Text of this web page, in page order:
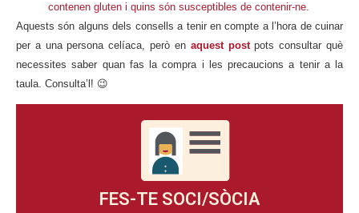
contenen gluten i quins són susceptibles de contenir-ne.
Aquests són alguns dels consells a tenir en compte a l’hora de cuinar
per a una persona celíaca, però en aquest postpots consultar què
necessites saber quan fas la compra i les precaucions a tenir a la
taula. Consulta’l! 😉
FES-TE SOCI/SÒCIA